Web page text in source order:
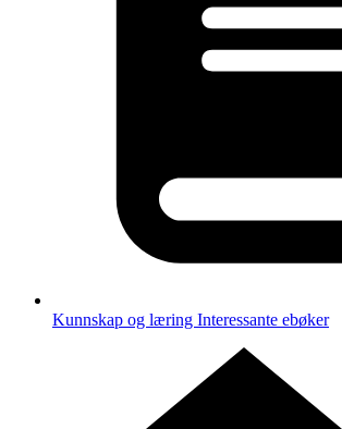
Kunnskap og læring Interessante ebøker